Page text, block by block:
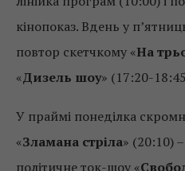
кінопоказ. Вдень у
повтор скетчкому «На
«Дизель шоу» (17:20-
У праймі понеділка
«Зламана стріла» (20:10)
політичне ток-шоу «